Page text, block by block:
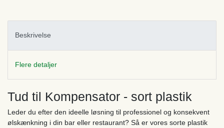
Beskrivelse
Flere detaljer
Tud til Kompensator - sort plastik
Leder du efter den ideelle løsning til professionel og konsekvent
ølskænkning i din bar eller restaurant? Så er vores sorte plastik